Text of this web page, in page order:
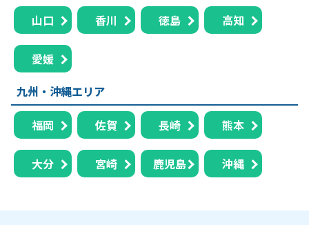
山口 香川 徳島 高知
愛媛
九州・沖縄エリア
福岡 佐賀 長崎 熊本
大分 宮崎 鹿児島 沖縄